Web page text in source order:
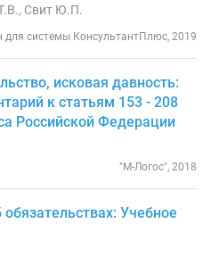
Свит Ю.П.
для системы КонсультантПлюс, 2019
исковая давность:
к статьям 153 - 208
Российской Федерации
"М-Логос", 2018
Учебное